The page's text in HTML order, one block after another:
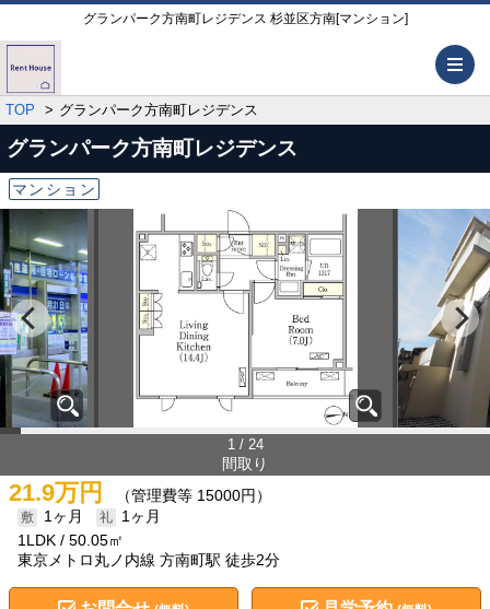
グランパーク方南町レジデンス 杉並区方南[マンション]
TOP グランパーク方南町レジデンス
グランパーク方南町レジデンス
マンション
1 / 24
間取り
21.9万円 （管理費等 15000円）
1ヶ月
1ヶ月
1LDK
50.05㎡
東京メトロ丸ノ内線 方南町駅 徒歩2分